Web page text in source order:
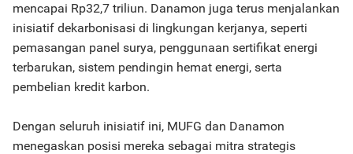
mencapai Rp32,7 triliun. Danamon juga terus menjalankan
inisiatif dekarbonisasi di lingkungan kerjanya, seperti
pemasangan panel surya, penggunaan sertifikat energi
terbarukan, sistem pendingin hemat energi, serta
pembelian kredit karbon.
Dengan seluruh inisiatif ini, MUFG dan Danamon
menegaskan posisi mereka sebagai mitra strategis